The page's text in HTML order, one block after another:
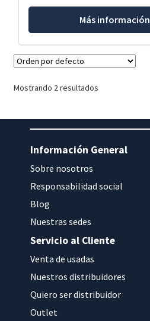
Más información
Mostrando 2 resultados
Información General
Sobre nosotros
Responsabilidad social
Blog
Nuestras sedes
Servicio al Cliente
Venta de usadas
Nuestros distribuidores
Quiero ser distribuidor
Outlet